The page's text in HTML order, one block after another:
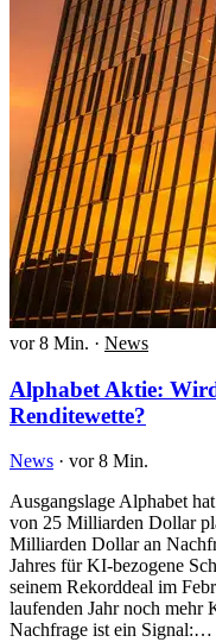
vor 8 Min. · News
Alphabet Aktie:
Renditewette?
News · vor 8 Min.
Ausgangslage Alphabet
von 25 Milliarden Dollar
Milliarden Dollar an
Jahres für KI-bezogene
seinem Rekorddeal im
laufenden Jahr noch mehr
Nachfrage ist ein Signal:…